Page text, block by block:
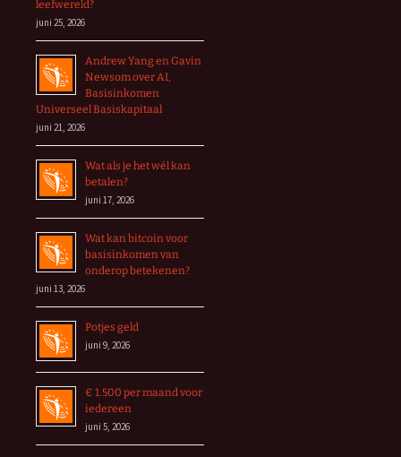
leefwereld?
juni 25, 2026
Andrew Yang en Gavin
Newsom over AI,
Basisinkomen
Universeel Basiskapitaal
juni 21, 2026
Wat als je het wél kan
betalen?
juni 17, 2026
Wat kan bitcoin voor
basisinkomen van
onderop betekenen?
juni 13, 2026
Potjes geld
juni 9, 2026
€ 1.500 per maand voor
iedereen
juni 5, 2026